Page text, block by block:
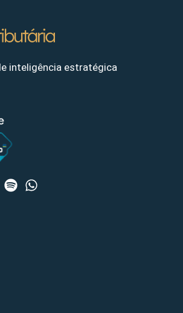
inteligência estratégica